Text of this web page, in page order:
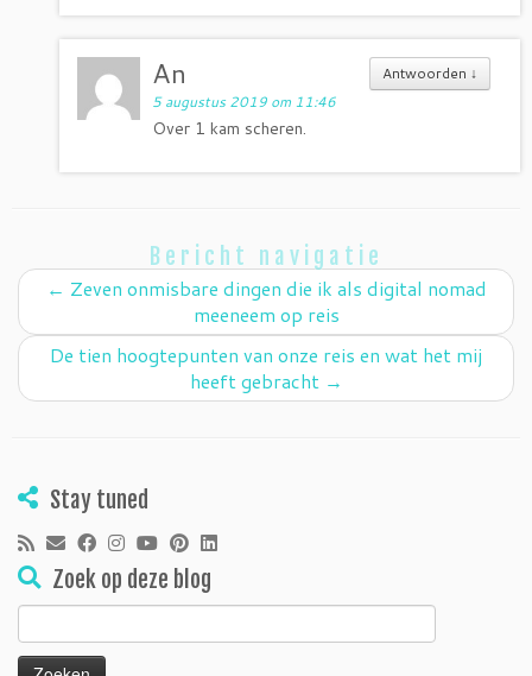
Antwoorden ↓
An
5 augustus 2019 om 11:46
Over 1 kam scheren.
Bericht navigatie
← Zeven onmisbare dingen die ik als digital nomad
meeneem op reis
De tien hoogtepunten van onze reis en wat het mij
heeft gebracht →
Stay tuned
Zoek op deze blog
Zoeken
naar: